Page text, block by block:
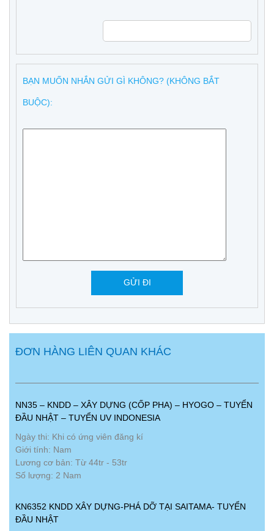
BẠN MUỐN NHẮN GỬI GÌ KHÔNG? (KHÔNG BẮT
BUỘC):
ĐƠN HÀNG LIÊN QUAN KHÁC
NN35 – KNDD – XÂY DỰNG (CỐP PHA) – HYOGO – TUYỂN
ĐẦU NHẬT – TUYỂN UV INDONESIA
Ngày thi: Khi có ứng viên đăng kí
Giới tính: Nam
Lương cơ bản: Từ 44tr - 53tr
Số lượng: 2 Nam
KN6352 KNDD XÂY DỰNG-PHÁ DỠ TẠI SAITAMA- TUYỂN
ĐẦU NHẬT